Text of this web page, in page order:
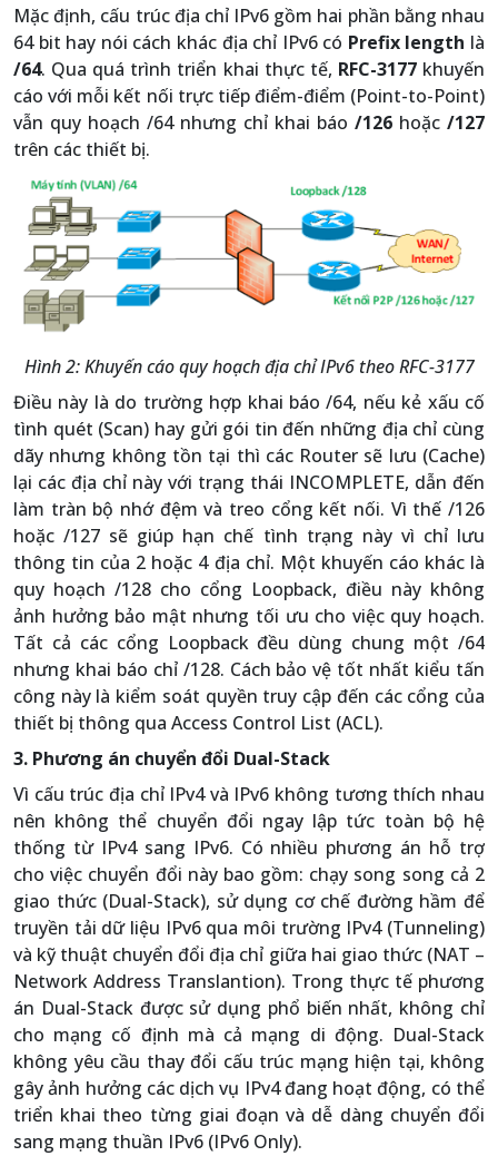
Mặc định, cấu trúc địa chỉ IPv6 gồm hai phần bằng nhau
64 bit hay nói cách khác địa chỉ IPv6 có Prefix length là
/64. Qua quá trình triển khai thực tế, RFC-3177khuyến
cáo với mỗi kết nối trực tiếp điểm-điểm (Point-to-Point)
vẫn quy hoạch /64 nhưng chỉ khai báo /126 hoặc /127
trên các thiết bị.
Hình 2: Khuyến cáo quy hoạch địa chỉ IPv6 theo RFC-3177
Điều này là do trường hợp khai báo /64, nếu kẻ xấu cố
tình quét (Scan) hay gửi gói tin đến những địa chỉ cùng
dãy nhưng không tồn tại thì các Router sẽ lưu (Cache)
lại các địa chỉ này với trạng thái INCOMPLETE, dẫn đến
làm tràn bộ nhớ đệm và treo cổng kết nối. Vì thế /126
hoặc /127 sẽ giúp hạn chế tình trạng này vì chỉ lưu
thông tin của 2 hoặc 4 địa chỉ. Một khuyến cáo khác là
quy hoạch /128 cho cổng Loopback, điều này không
ảnh hưởng bảo mật nhưng tối ưu cho việc quy hoạch.
Tất cả các cổng Loopback đều dùng chung một /64
nhưng khai báo chỉ /128. Cách bảo vệ tốt nhất kiểu tấn
công này là kiểm soát quyền truy cập đến các cổng của
thiết bị thông qua Access Control List (ACL).
3. Phương án chuyển đổi Dual-Stack
Vì cấu trúc địa chỉ IPv4 và IPv6 không tương thích nhau
nên không thể chuyển đổi ngay lập tức toàn bộ hệ
thống từ IPv4 sang IPv6. Có nhiều phương án hỗ trợ
cho việc chuyển đổi này bao gồm: chạy song song cả 2
giao thức (Dual-Stack), sử dụng cơ chế đường hầm để
truyền tải dữ liệu IPv6 qua môi trường IPv4 (Tunneling)
và kỹ thuật chuyển đổi địa chỉ giữa hai giao thức (NAT –
Network Address Translantion). Trong thực tế phương
án Dual-Stack được sử dụng phổ biến nhất, không chỉ
cho mạng cố định mà cả mạng di động. Dual-Stack
không yêu cầu thay đổi cấu trúc mạng hiện tại, không
gây ảnh hưởng các dịch vụ IPv4 đang hoạt động, có thể
triển khai theo từng giai đoạn và dễ dàng chuyển đổi
sang mạng thuần IPv6 (IPv6 Only).